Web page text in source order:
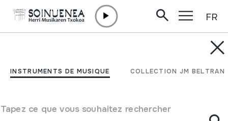
INSTRUMENTS DE MUSIQUE COLLECTION JM BELTRAN
Tapez ce que vous souhaitez rechercher
FR
Goizeko Izarrak
Type de collection
Phonothèque
Emplacement: